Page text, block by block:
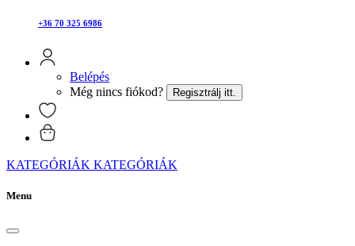
+36 70 325 6986
Belépés
Még nincs fiókod?
Regisztrálj itt.
KATEGÓRIÁK KATEGÓRIÁK
Menu